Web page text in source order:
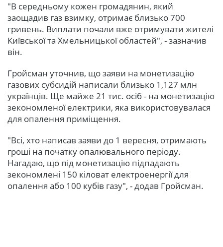
"В середньому кожен громадянин, який
заощадив газ взимку, отримає близько 700
гривень. Виплати почали вже отримувати жителі
Київської та Хмельницької областей", - зазначив
він.
Гройсман уточнив, що заяви на монетизацію
газових субсидій написали близько 1,127 млн ​​
українців. Ще майже 21 тис. осіб - на монетизацію
зекономленої електрики, яка використовувалася
для опалення приміщення.
"Всі, хто написав заяви до 1 вересня, отримають
гроші на початку опалювального періоду.
Нагадаю, що під монетизацію підпадають
зекономлені 150 кіловат електроенергії для
опалення або 100 кубів газу", - додав Гройсман.